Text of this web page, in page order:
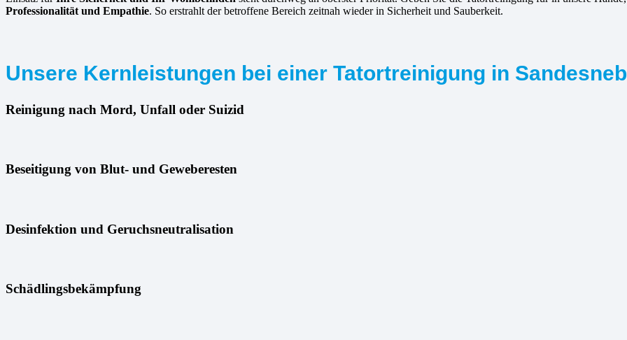
Professionalität und Empathie. So erstrahlt der betroffene Bereich zeitnah wieder in Sicherheit und Sauberkeit.
Unsere Kernleistungen bei einer Tatortreinigung in
Reinigung nach Mord, Unfall oder Suizid
Beseitigung von Blut- und Geweberesten
Desinfektion und Geruchsneutralisation
Schädlingsbekämpfung